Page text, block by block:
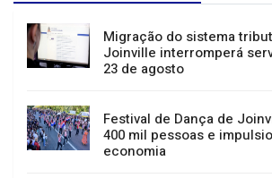
GERAL
Migração do sistema
Joinville interromperá
23 de agosto